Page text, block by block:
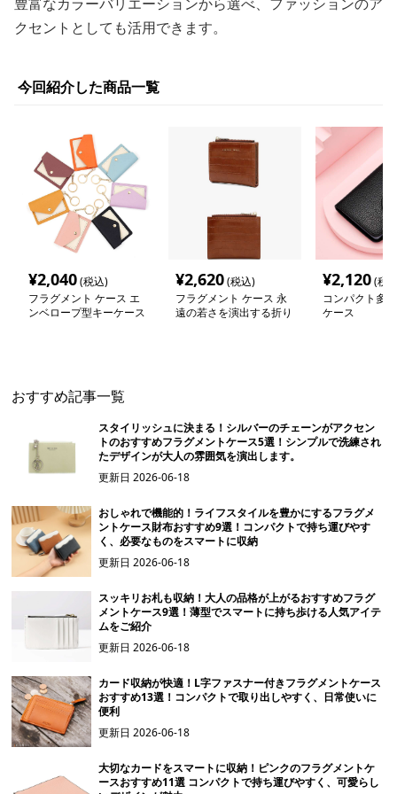
クセントとしても活用できます。
今回紹介した商品一覧
¥2,040(税込)
フラグメント ケース エ
ンベロープ型キーケース
¥2,620(税込)
フラグメント ケース 永
遠の若さを演出する折り
¥2,120(税
コンパクト多
ケース
おすすめ記事一覧
スタイリッシュに決まる！シルバーのチェーンがアクセン
トのおすすめフラグメントケース5選！シンプルで洗練され
たデザインが大人の雰囲気を演出します。
更新日2026-06-18
おしゃれで機能的！ライフスタイルを豊かにするフラグメ
ントケース財布おすすめ9選！コンパクトで持ち運びやす
く、必要なものをスマートに収納
更新日2026-06-18
スッキリお札も収納！大人の品格が上がるおすすめフラグ
メントケース9選！薄型でスマートに持ち歩ける人気アイテ
ムをご紹介
更新日2026-06-18
カード収納が快適！L字ファスナー付きフラグメントケース
おすすめ13選！コンパクトで取り出しやすく、日常使いに
便利
更新日2026-06-18
大切なカードをスマートに収納！ピンクのフラグメントケ
ースおすすめ11選 コンパクトで持ち運びやすく、可愛らし